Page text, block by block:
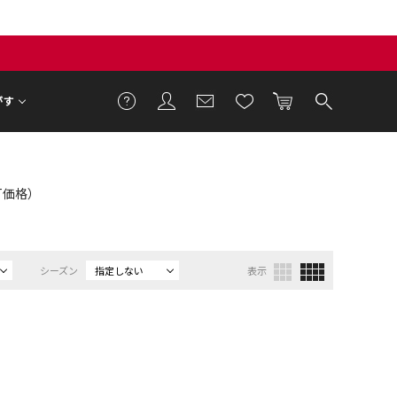
す
格）
シーズン 指定しない 表示